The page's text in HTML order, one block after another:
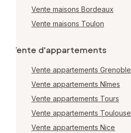
Vente maisons Bordeaux
Vente maisons Toulon
Vente d'appartements
Vente appartements Grenoble
Vente appartements Nîmes
Vente appartements Tours
Vente appartements Toulouse
Vente appartements Nice